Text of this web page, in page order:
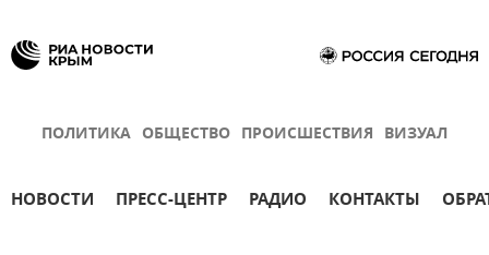
ПОЛИТИКА ОБЩЕСТВО ПРОИСШЕСТВИЯ ВИЗУАЛ
НОВОСТИ ПРЕСС-ЦЕНТР РАДИО КОНТАКТЫ